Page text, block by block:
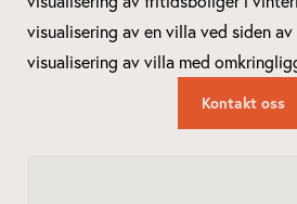
Kontakt oss